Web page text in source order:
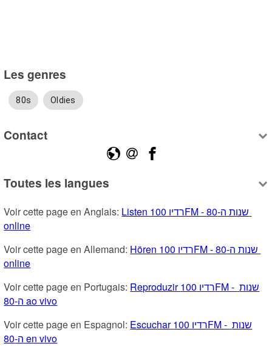
Les genres
80s Oldies
Contact
Toutes les langues
Voir cette page en Anglais: Listen רדיו 100FM - שנות ה-80
online
Voir cette page en Allemand: Hören רדיו 100FM - שנות ה-80
online
Voir cette page en Portugais: Reproduzir רדיו 100FM - שנות
ה-80 ao vivo
Voir cette page en Espagnol: Escuchar רדיו 100FM - שנות
ה-80 en vivo